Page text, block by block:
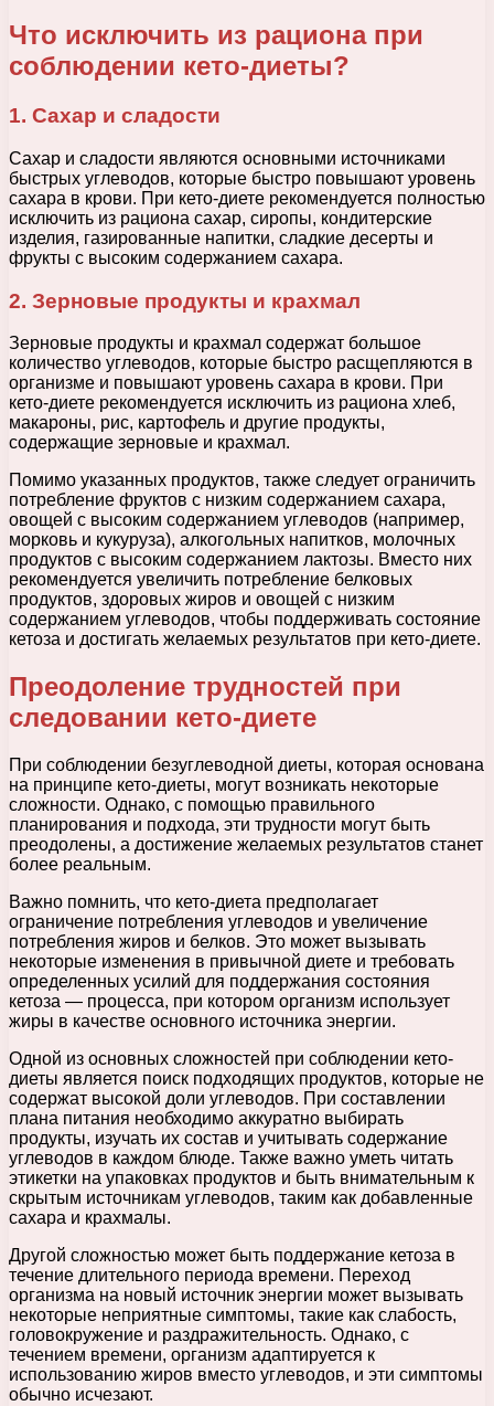
Что исключить из рациона при
соблюдении кето-диеты?
1. Сахар и сладости
Сахар и сладости являются основными источниками
быстрых углеводов, которые быстро повышают уровень
сахара в крови. При кето-диете рекомендуется полностью
исключить из рациона сахар, сиропы, кондитерские
изделия, газированные напитки, сладкие десерты и
фрукты с высоким содержанием сахара.
2. Зерновые продукты и крахмал
Зерновые продукты и крахмал содержат большое
количество углеводов, которые быстро расщепляются в
организме и повышают уровень сахара в крови. При
кето-диете рекомендуется исключить из рациона хлеб,
макароны, рис, картофель и другие продукты,
содержащие зерновые и крахмал.
Помимо указанных продуктов, также следует ограничить
потребление фруктов с низким содержанием сахара,
овощей с высоким содержанием углеводов (например,
морковь и кукуруза), алкогольных напитков, молочных
продуктов с высоким содержанием лактозы. Вместо них
рекомендуется увеличить потребление белковых
продуктов, здоровых жиров и овощей с низким
содержанием углеводов, чтобы поддерживать состояние
кетоза и достигать желаемых результатов при кето-диете.
Преодоление трудностей при
следовании кето-диете
При соблюдении безуглеводной диеты, которая основана
на принципе кето-диеты, могут возникать некоторые
сложности. Однако, с помощью правильного
планирования и подхода, эти трудности могут быть
преодолены, а достижение желаемых результатов станет
более реальным.
Важно помнить, что кето-диета предполагает
ограничение потребления углеводов и увеличение
потребления жиров и белков. Это может вызывать
некоторые изменения в привычной диете и требовать
определенных усилий для поддержания состояния
кетоза — процесса, при котором организм использует
жиры в качестве основного источника энергии.
Одной из основных сложностей при соблюдении кето-
диеты является поиск подходящих продуктов, которые не
содержат высокой доли углеводов. При составлении
плана питания необходимо аккуратно выбирать
продукты, изучать их состав и учитывать содержание
углеводов в каждом блюде. Также важно уметь читать
этикетки на упаковках продуктов и быть внимательным к
скрытым источникам углеводов, таким как добавленные
сахара и крахмалы.
Другой сложностью может быть поддержание кетоза в
течение длительного периода времени. Переход
организма на новый источник энергии может вызывать
некоторые неприятные симптомы, такие как слабость,
головокружение и раздражительность. Однако, с
течением времени, организм адаптируется к
использованию жиров вместо углеводов, и эти симптомы
обычно исчезают.